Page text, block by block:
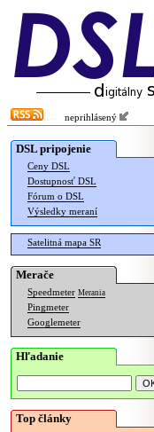
neprihlásený
DSL pripojenie
Ceny DSL
Dostupnosť DSL
Fórum o DSL
Výsledky meraní
Satelitná mapa SR
Merače
Speedmeter Merania
Pingmeter
Googlemeter
Hľadanie
Top články